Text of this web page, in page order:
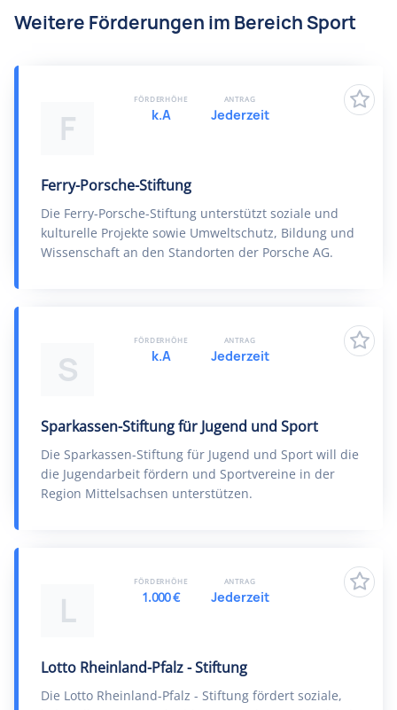
Weitere Förderungen im Bereich Sport
F
Ferry-Porsche-Stiftung
Die Ferry-Porsche-Stiftung unterstützt soziale und
kulturelle Projekte sowie Umweltschutz, Bildung und
Wissenschaft an den Standorten der Porsche AG.
FÖRDERHÖHE
k.A
ANTRAG
Jederzeit
S
Sparkassen-Stiftung für Jugend und Sport
Die Sparkassen-Stiftung für Jugend und Sport will die
die Jugendarbeit fördern und Sportvereine in der
Region Mittelsachsen unterstützen.
FÖRDERHÖHE
k.A
ANTRAG
Jederzeit
L
Lotto Rheinland-Pfalz - Stiftung
Die Lotto Rheinland-Pfalz - Stiftung fördert soziale,
FÖRDERHÖHE
1.000 €
ANTRAG
Jederzeit